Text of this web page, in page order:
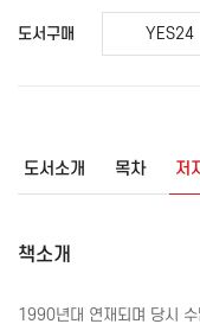
도서구매 YES24
도서소개 목차 저
책소개
1990년대 연재되며 당시